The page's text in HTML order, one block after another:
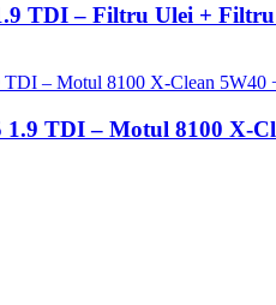
TDI – Filtru Ulei +
1.9 TDI – Motul 8100 X-